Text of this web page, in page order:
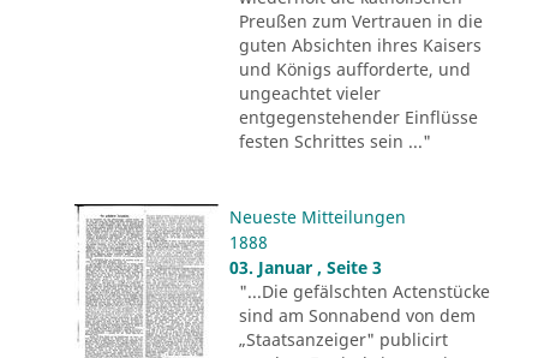
Preußen zum Vertrauen in die
guten Absichten ihres Kaisers
und Königs aufforderte, und
ungeachtet vieler
entgegenstehender Einflüsse
festen Schrittes sein ..."
Neueste Mitteilungen
1888
03. Januar , Seite 3
"...Die gefälschten Actenstücke
sind am Sonnabend von dem
„Staatsanzeiger" publicirt